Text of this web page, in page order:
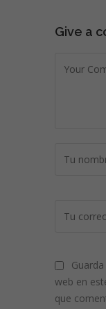
Give a
web en
que